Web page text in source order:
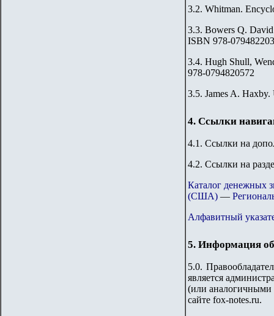
3.2. Whitman.
3.3. Bowers Q.
ISBN 978-079482203
3.4. Hugh Shull,
978-0794820572
3.5. James A.
4. Ссылки
4.1. Ссылки на
4.2. Ссылки на
Каталог денежных
(США) —
Алфавитный
5. Информация
5.0.
является
(или аналогичными
сайте fox-notes.ru.